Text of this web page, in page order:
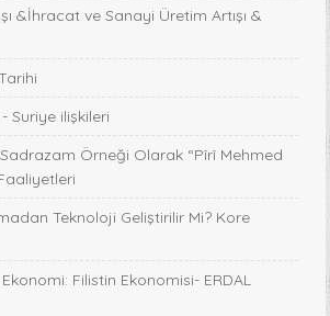
&İhracat ve Sanayi Üretim Artışı &
Suriye ilişkileri
Örneği Olarak “Pîrî Mehmed
Teknoloji Geliştirilir Mi? Kore
Filistin Ekonomisi- ERDAL